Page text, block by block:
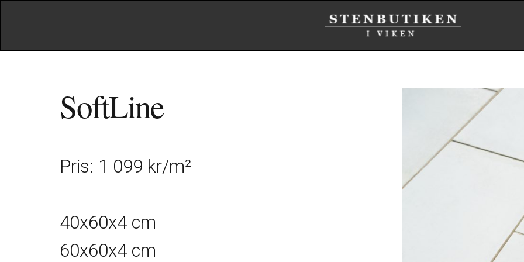
SoftLine
Pris: 1 099 kr/m²
40x60x4 cm
60x60x4 cm